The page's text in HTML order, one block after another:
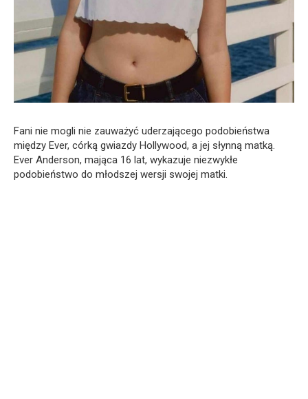
Fani nie mogli nie zauważyć uderzającego podobieństwa
między Ever, córką gwiazdy Hollywood, a jej słynną matką.
Ever Anderson, mająca 16 lat, wykazuje niezwykłe
podobieństwo do młodszej wersji swojej matki.